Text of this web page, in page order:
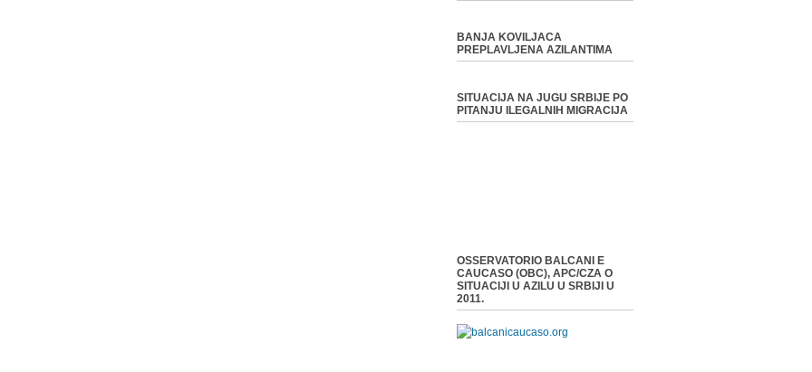
BANJA KOVILJACA
PREPLAVLJENA AZILANTIMA
SITUACIJA NA JUGU SRBIJE PO
PITANJU ILEGALNIH MIGRACIJA
OSSERVATORIO BALCANI E
CAUCASO (OBC), APC/CZA O
SITUACIJI U AZILU U SRBIJI U
2011.